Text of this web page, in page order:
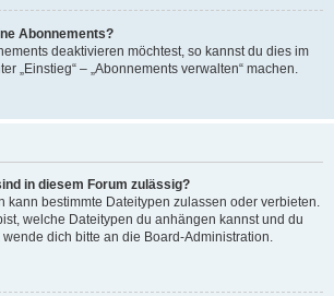
Abonnements?
deaktivieren möchtest, so kannst du dies im
„Einstieg“ – „Abonnements verwalten“ machen.
in diesem Forum zulässig?
kann bestimmte Dateitypen zulassen oder verbieten.
welche Dateitypen du anhängen kannst und du
dich bitte an die Board-Administration.